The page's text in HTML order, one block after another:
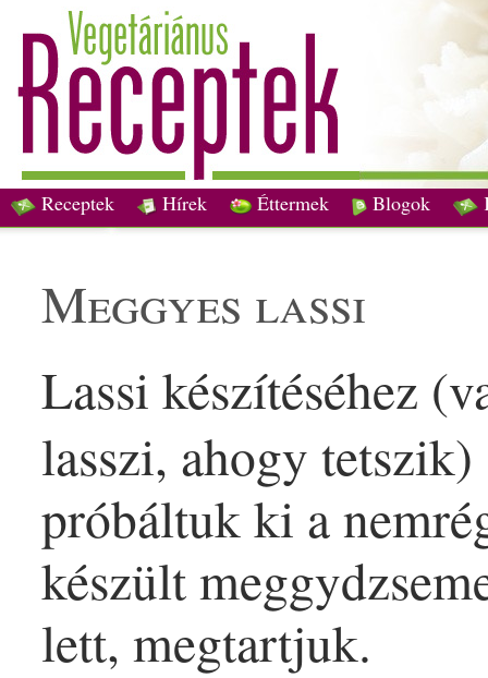
Receptek Hírek Éttermek Blogok
meggyes lassi
Lassi készítéséhez
lasszi, ahogy tetszik)
próbáltuk ki a
készült meggydzsem
lett, megtartjuk.